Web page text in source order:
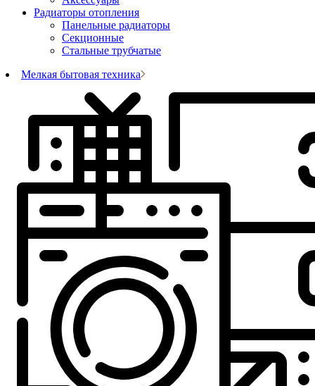
Радиаторы отопления
Панельные радиаторы
Секционные
Стальные трубчатые
Мелкая бытовая техника